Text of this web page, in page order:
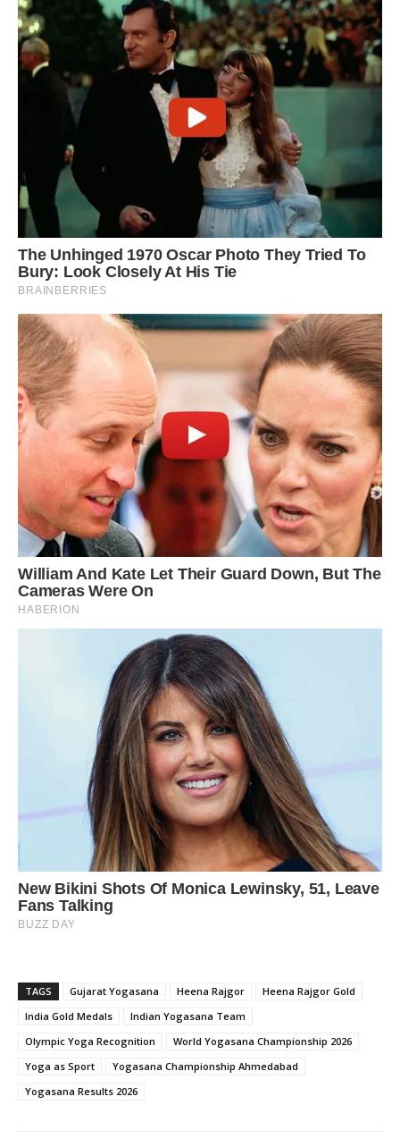
TAGS Gujarat Yogasana Heena Rajgor
Heena Rajgor Gold
India Gold Medals
Indian Yogasana Team
Olympic Yoga Recognition
World Yogasana Championship 2026
Yoga as Sport
Yogasana Championship Ahmedabad
Yogasana Results 2026